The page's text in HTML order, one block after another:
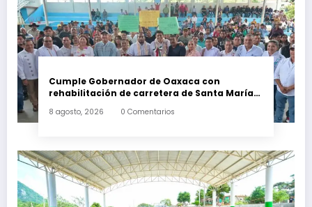
Cumple Gobernador de Oaxaca con
rehabilitación de carretera de Santa María
8 agosto, 2026 0 Comentarios